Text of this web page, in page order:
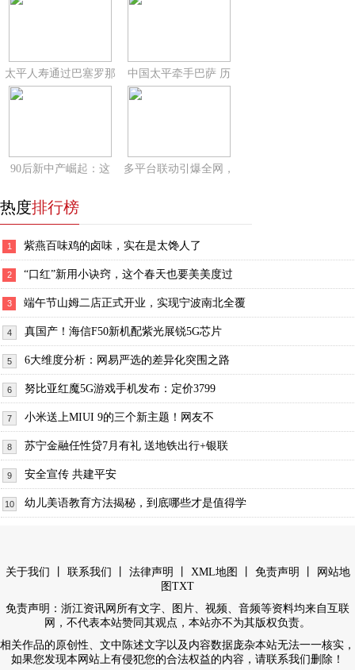
太平人寿通过巴塞罗那 中国太平牵手巴萨 历
90后新中产崛起：这 多平台联动引爆全网，
热度排行榜
1 紫燕百味鸡的卤味，实在是太馋人了
2 “口红”新用小诀窍，这个春天也要美美度过
3 端午节山姆二店正式开业，实现宁波南北全覆
4 真国产！海信F50新机配紫光展锐5G芯片
5 6大维度分析：网易严选的差异化突围之路
6 努比亚红魔5G游戏手机发布：定价3799
7 小米送上MIUI 9的三个新主题！网友不
8 苏宁金融任性贷7月有礼 送地铁出行+银联
9 安全宣传 共建平安
10 幼儿美语教育方法揭秘，到底哪些才是值得学
关于我们 联系我们 法律声明 XML地图 免责声明
网站地
图 TXT
免责声明：浙江资讯网所有文字、图片、视频、音频等资料均来自互联
网，不代表本站赞同其观点，本站亦不为其版权负责。
相关作品的原创性、文中陈述文字以及内容数据庞杂本站无法一一核实，
如果您发现本网站上有侵犯您的合法权益的内容，请联系我们删除！